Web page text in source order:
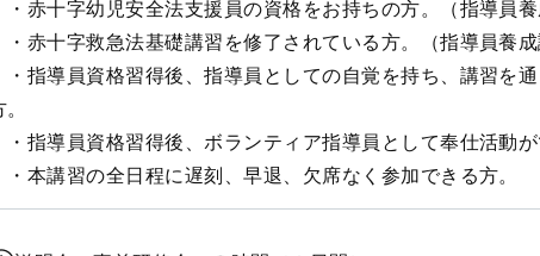
赤十字幼児安全法支援員の資格をお持ちの方。（指導員養
赤十字救急法基礎講習を修了されている方。（指導員養成
指導員資格習得後、指導員としての自覚を持ち、講習を
指導員資格習得後、ボランティア指導員として奉仕活動が
本講習の全日程に遅刻、早退、欠席なく参加できる方。